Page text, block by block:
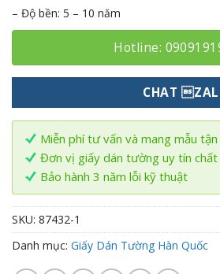
– Độ bền: 5 – 10 năm
Hotline:
CHAT
Miễn phí tư vấn và mang mẫu tận
Đơn vị giấy dán tường uy tín
Bảo hành 3 năm lỗi kỹ thuật
SKU: 87432-1
Danh mục: Giấy Dán Tường Hàn Quốc